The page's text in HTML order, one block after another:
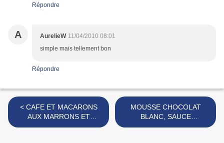
Répondre
A AurelieW 11/04/2010 08:01
simple mais tellement bon
Répondre
< CAFE ET MACARONS
AUX MARRONS ET
WHISKY
MOUSSE CHOCOLAT
BLANC, SAUCE
CHOCOLAT NOIR >